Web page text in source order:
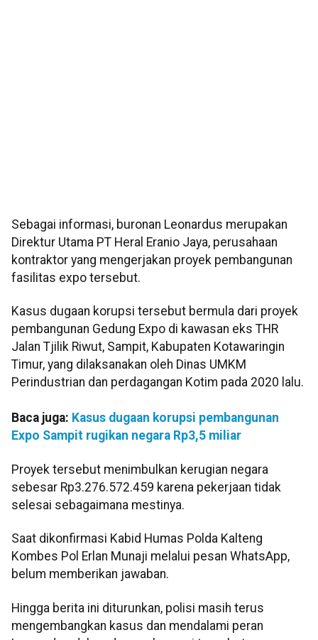
Sebagai informasi, buronan Leonardus merupakan
Direktur Utama PT Heral Eranio Jaya, perusahaan
kontraktor yang mengerjakan proyek pembangunan
fasilitas expo tersebut.
Kasus dugaan korupsi tersebut bermula dari proyek
pembangunan Gedung Expo di kawasan eks THR
Jalan Tjilik Riwut, Sampit, Kabupaten Kotawaringin
Timur, yang dilaksanakan oleh Dinas UMKM
Perindustrian dan perdagangan Kotim pada 2020 lalu.
Baca juga: Kasus dugaan korupsi pembangunan
Expo Sampit rugikan negara Rp3,5 miliar
Proyek tersebut menimbulkan kerugian negara
sebesar Rp3.276.572.459 karena pekerjaan tidak
selesai sebagaimana mestinya.
Saat dikonfirmasi Kabid Humas Polda Kalteng
Kombes Pol Erlan Munaji melalui pesan WhatsApp,
belum memberikan jawaban.
Hingga berita ini diturunkan, polisi masih terus
mengembangkan kasus dan mendalami peran